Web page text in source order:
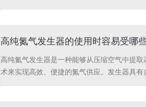
高纯氮气发生器的使用时容易受哪
高纯氮气发生器是一种能够从压缩空气中提
术来实现高效、便捷的氮气供应。发生器具